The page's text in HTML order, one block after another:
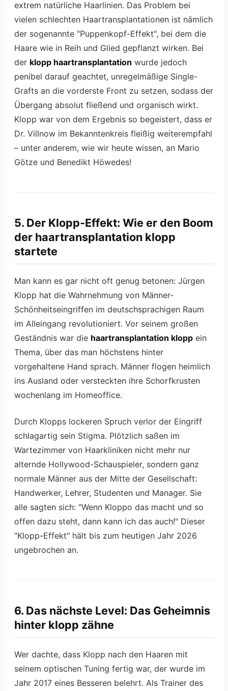
extrem natürliche Haarlinien. Das Problem bei
vielen schlechten Haartransplantationen ist nämlich
der sogenannte "Puppenkopf-Effekt", bei dem die
Haare wie in Reih und Glied gepflanzt wirken. Bei
der klopp haartransplantation wurde jedoch
penibel darauf geachtet, unregelmäßige Single-
Grafts an die vorderste Front zu setzen, sodass der
Übergang absolut fließend und organisch wirkt.
Klopp war von dem Ergebnis so begeistert, dass er
Dr. Villnow im Bekanntenkreis fleißig weiterempfahl
– unter anderem, wie wir heute wissen, an Mario
Götze und Benedikt Höwedes!
5. Der Klopp-Effekt: Wie er den Boom
der haartransplantation klopp
startete
Man kann es gar nicht oft genug betonen: Jürgen
Klopp hat die Wahrnehmung von Männer-
Schönheitseingriffen im deutschsprachigen Raum
im Alleingang revolutioniert. Vor seinem großen
Geständnis war die haartransplantation klopp ein
Thema, über das man höchstens hinter
vorgehaltene Hand sprach. Männer flogen heimlich
ins Ausland oder versteckten ihre Schorfkrusten
wochenlang im Homeoffice.
Durch Klopps lockeren Spruch verlor der Eingriff
schlagartig sein Stigma. Plötzlich saßen im
Wartezimmer von Haarkliniken nicht mehr nur
alternde Hollywood-Schauspieler, sondern ganz
normale Männer aus der Mitte der Gesellschaft:
Handwerker, Lehrer, Studenten und Manager. Sie
alle sagten sich: "Wenn Kloppo das macht und so
offen dazu steht, dann kann ich das auch!" Dieser
"Klopp-Effekt" hält bis zum heutigen Jahr 2026
ungebrochen an.
6. Das nächste Level: Das Geheimnis
hinter klopp zähne
Wer dachte, dass Klopp nach den Haaren mit
seinem optischen Tuning fertig war, der wurde im
Jahr 2017 eines Besseren belehrt. Als Trainer des